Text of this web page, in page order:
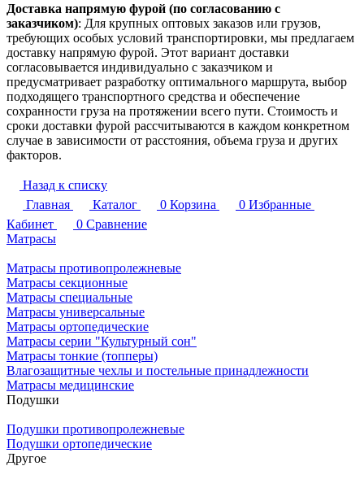
Доставка напрямую фурой (по согласованию с
заказчиком): Для крупных оптовых заказов или грузов,
требующих особых условий транспортировки, мы предлагаем
доставку напрямую фурой. Этот вариант доставки
согласовывается индивидуально с заказчиком и
предусматривает разработку оптимального маршрута, выбор
подходящего транспортного средства и обеспечение
сохранности груза на протяжении всего пути. Стоимость и
сроки доставки фурой рассчитываются в каждом конкретном
случае в зависимости от расстояния, объема груза и других
факторов.
Назад к списку
Главная
Каталог 0 Корзина 0 Избранные
Кабинет
0 Сравнение
Матрасы
Матрасы противопролежневые
Матрасы секционные
Матрасы специальные
Матрасы универсальные
Матрасы ортопедические
Матрасы серии "Культурный сон"
Матрасы тонкие (топперы)
Влагозащитные чехлы и постельные принадлежности
Матрасы медицинские
Подушки
Подушки противопролежневые
Подушки ортопедические
Другое